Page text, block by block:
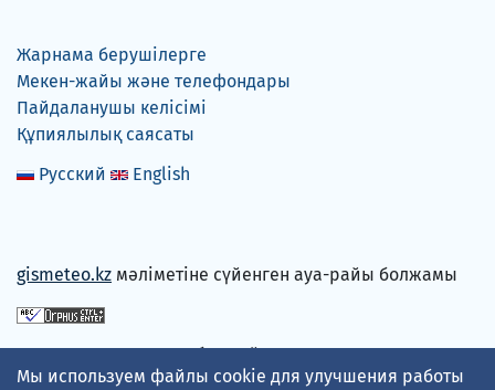
Жарнама берушілерге
Мекен-жайы және телефондары
Пайдаланушы келісімі
Құпиялылық саясаты
Русский
English
gismeteo.kz мәліметіне сүйенген ауа-райы болжамы
Төлем карталарын қабылдаймыз
Мы используем файлы cookie для улучшения работы